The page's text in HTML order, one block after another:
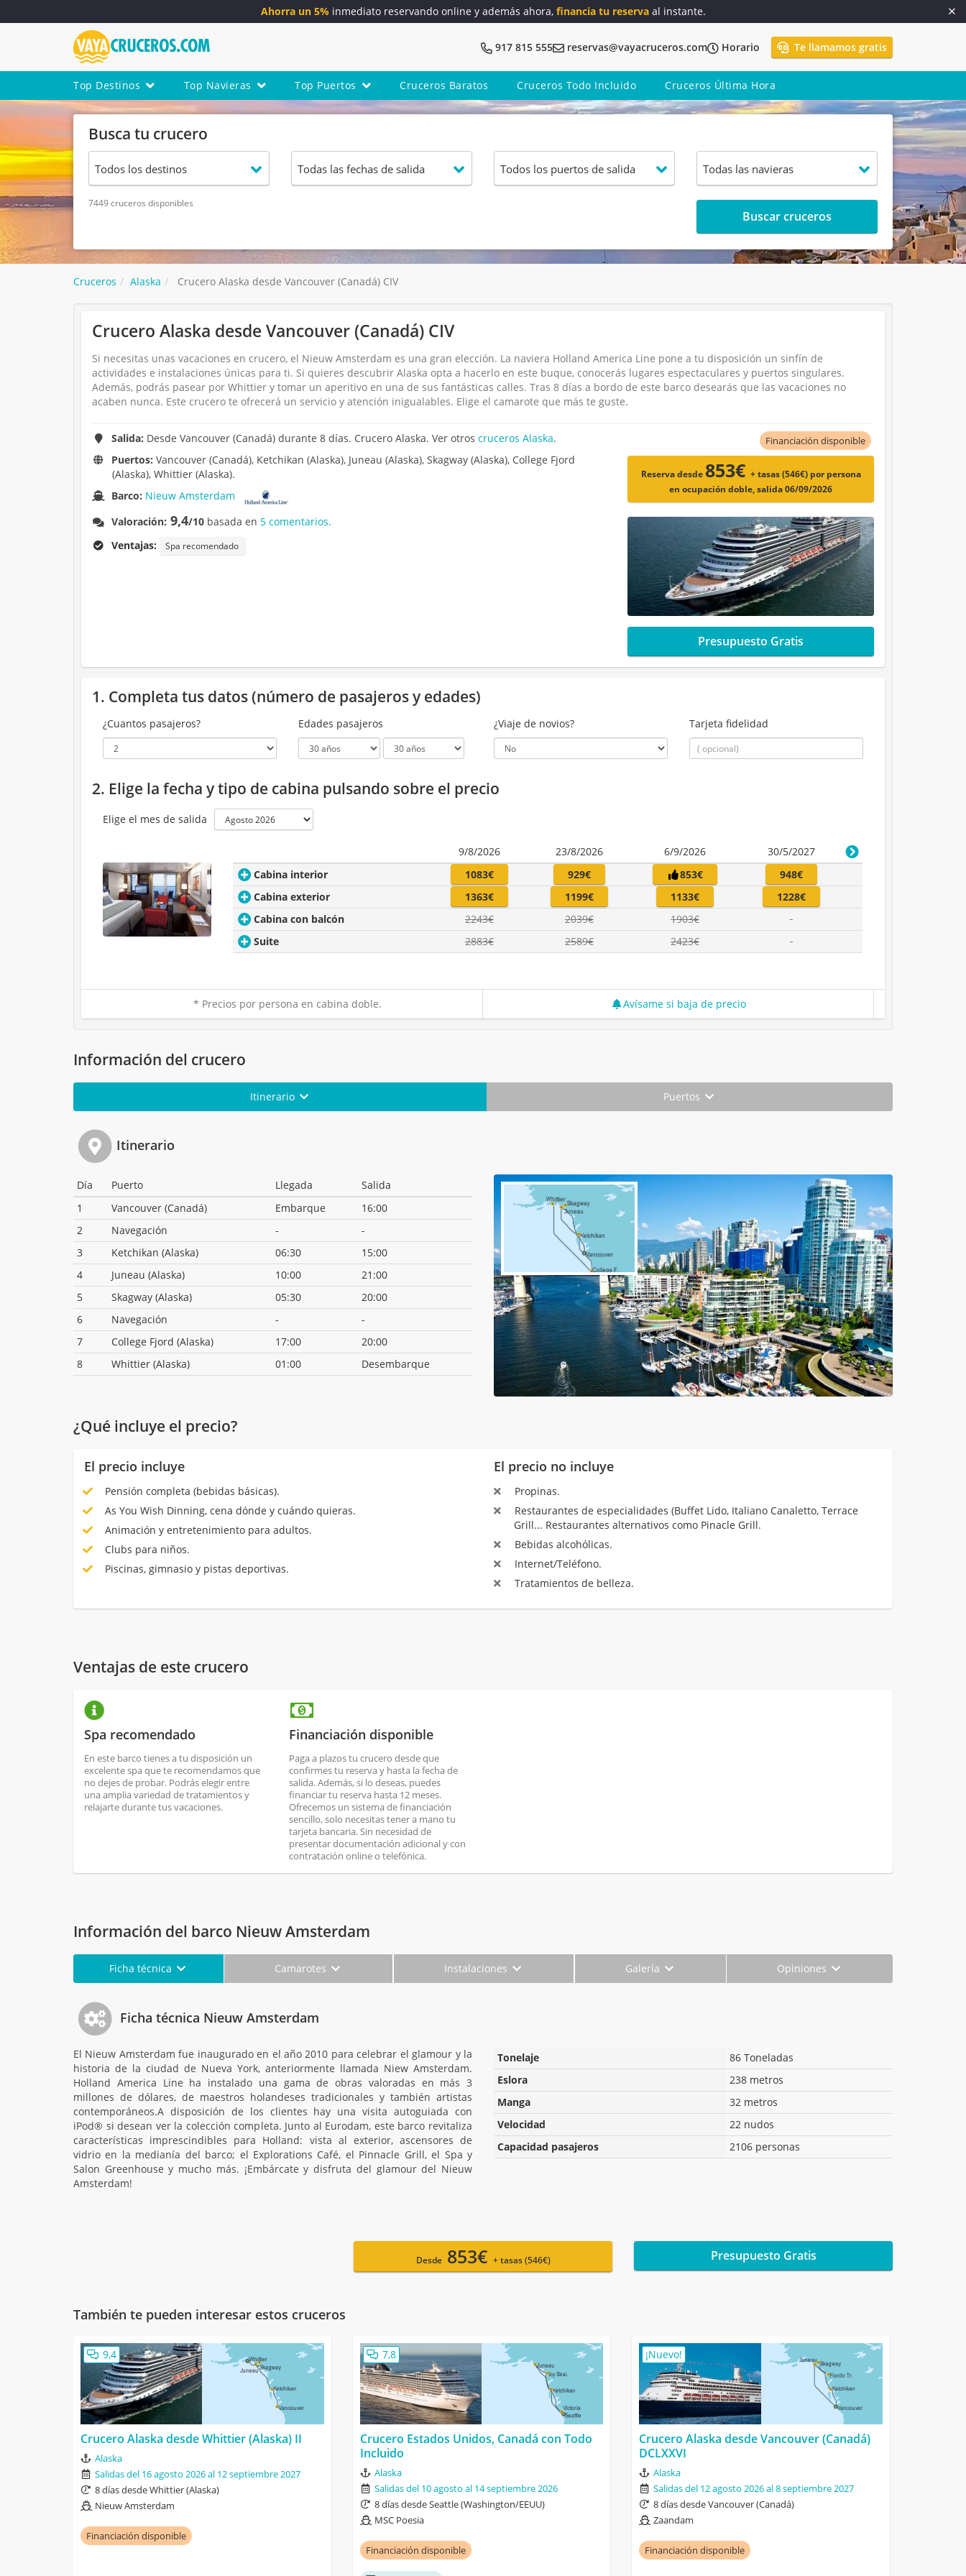
Ahorra un 5%inmediato reservando online y además ahora, financia tu reservaal instante.
917 815 555 reservas@vayacruceros.com Horario Te llamamos gratis
Top Destinos Top Navieras Top Puertos Cruceros Baratos Cruceros Todo Incluido Cruceros Última Hora
Busca tu crucero
7449 cruceros disponibles
Buscar cruceros
Cruceros Alaska Crucero Alaska desde Vancouver (Canadá) CIV
Crucero Alaska desde Vancouver (Canadá) CIV
Si necesitas unas vacaciones en crucero, el Nieuw Amsterdam es una gran elección. La naviera Holland America Line pone a tu disposición un sinfín de
actividades e instalaciones únicas para ti. Si quieres descubrir Alaska opta a hacerlo en este buque, conocerás lugares espectaculares y puertos singulares.
Además, podrás pasear por Whittier y tomar un aperitivo en una de sus fantásticas calles. Tras 8 días a bordo de este barco desearás que las vacaciones no
acaben nunca. Este crucero te ofrecerá un servicio y atención inigualables. Elige el camarote que más te guste.
Salida: Desde Vancouver (Canadá) durante 8 días. Crucero Alaska. Ver otroscruceros Alaska.
Puertos: Vancouver (Canadá), Ketchikan (Alaska), Juneau (Alaska), Skagway (Alaska), College Fjord
(Alaska), Whittier (Alaska).
Barco: Nieuw Amsterdam
Valoración: 9,4/10 basada en 5 comentarios.
Ventajas:
Spa recomendado
Financiación disponible
Reserva desde 853€ + tasas (546€) por persona
en ocupación doble, salida 06/09/2026
Presupuesto Gratis
1. Completa tus datos (número de pasajeros y edades)
¿Cuantos pasajeros? Edades pasajeros ¿Viaje de novios? Tarjeta fidelidad
2. Elige la fecha y tipo de cabina pulsando sobre el precio
Elige el mes de salida
9/8/2026 23/8/2026 6/9/2026
30/5/2027
Cabina interior
1083€ 929€ 853€
948€
Cabina exterior
1363€ 1199€ 1133€
1228€
Cabina con balcón
2243€ 2039€
1903€
Suite
2883€ 2589€ 2423€
* Precios por persona en cabina doble. Avísame si baja de precio
Información del crucero
Itinerario Puertos
Itinerario
Día Puerto Llegada
Salida
1
Vancouver (Canadá) Embarque
16:00
2
Navegación -
-
3
Ketchikan (Alaska) 06:30
15:00
4
Juneau (Alaska) 10:00
21:00
5
Skagway (Alaska) 05:30
20:00
6
Navegación -
-
7
College Fjord (Alaska) 17:00
20:00
8
Whittier (Alaska) 01:00 Desembarque
¿Qué incluye el precio?
El precio incluye
Pensión completa (bebidas básicas).
As You Wish Dinning, cena dónde y cuándo quieras.
Animación y entretenimiento para adultos.
Clubs para niños.
Piscinas, gimnasio y pistas deportivas.
El precio no incluye
Propinas.
Restaurantes de especialidades (Buffet Lido, Italiano Canaletto, Terrace
Grill... Restaurantes alternativos como Pinacle Grill.
Bebidas alcohólicas.
Internet/Teléfono.
Tratamientos de belleza.
Ventajas de este crucero
Spa recomendado
En este barco tienes a tu disposición un
excelente spa que te recomendamos que
no dejes de probar. Podrás elegir entre
una amplia variedad de tratamientos y
relajarte durante tus vacaciones.
Financiación disponible
Paga a plazos tu crucero desde que
confirmes tu reserva y hasta la fecha de
salida. Además, si lo deseas, puedes
financiar tu reserva hasta 12 meses.
Ofrecemos un sistema de financiación
sencillo, solo necesitas tener a mano tu
tarjeta bancaria. Sin necesidad de
presentar documentación adicional y con
contratación online o telefónica.
Información del barco Nieuw Amsterdam
Ficha técnica Camarotes Instalaciones Galería Opiniones
Ficha técnica Nieuw Amsterdam
El Nieuw Amsterdam fue inaugurado en el año 2010 para celebrar el glamour y la
historia de la ciudad de Nueva York, anteriormente llamada Niew Amsterdam.
Holland America Line ha instalado una gama de obras valoradas en más 3
millones de dólares, de maestros holandeses tradicionales y también artistas
contemporáneos.A disposición de los clientes hay una visita autoguiada con
iPod® si desean ver la colección completa. Junto al Eurodam, este barco revitaliza
características imprescindibles para Holland: vista al exterior, ascensores de
vidrio en la medianía del barco; el Explorations Café, el Pinnacle Grill, el Spa y
Salon Greenhouse y mucho más. ¡Embárcate y disfruta del glamour del Nieuw
Amsterdam!
Tonelaje
86 Toneladas
Eslora
238 metros
Manga
32 metros
Velocidad
22 nudos
Capacidad pasajeros
2106 personas
Desde853€ + tasas (546€) Presupuesto Gratis
También te pueden interesar estos cruceros
9,4
Crucero Alaska desde Whittier (Alaska) II
Alaska
Salidas del 16 agosto 2026 al 12 septiembre 2027
8 días desde Whittier (Alaska)
Nieuw Amsterdam
Financiación disponible
7,8
Crucero Estados Unidos, Canadá con Todo
Incluido
Alaska
Salidas del 10 agosto al 14 septiembre 2026
8 días desde Seattle (Washington/EEUU)
MSC Poesia
Financiación disponible
¡Nuevo!
Crucero Alaska desde Vancouver (Canadá)
DCLXXVI
Alaska
Salidas del 12 agosto 2026 al 8 septiembre 2027
8 días desde Vancouver (Canadá)
Zaandam
Financiación disponible